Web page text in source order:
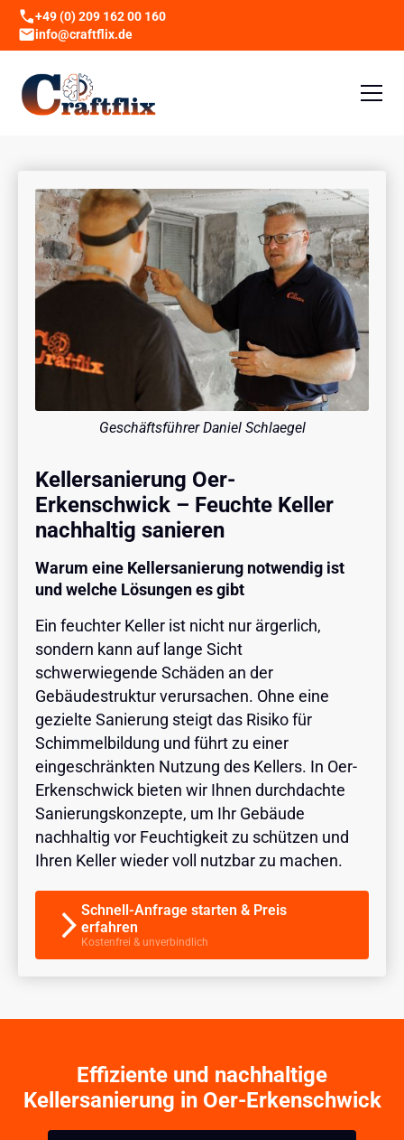
+49 (0) 209 162 00 160
info@craftflix.de
Kellersanierung Oer-
Erkenschwick – Feuchte Keller
nachhaltig sanieren
Warum eine Kellersanierung notwendig ist
und welche Lösungen es gibt
Ein feuchter Keller ist nicht nur ärgerlich,
sondern kann auf lange Sicht
schwerwiegende Schäden an der
Gebäudestruktur verursachen. Ohne eine
gezielte Sanierung steigt das Risiko für
Schimmelbildung und führt zu einer
eingeschränkten Nutzung des Kellers. In Oer-
Erkenschwick bieten wir Ihnen durchdachte
Sanierungskonzepte, um Ihr Gebäude
nachhaltig vor Feuchtigkeit zu schützen und
Ihren Keller wieder voll nutzbar zu machen.
Schnell-Anfrage starten & Preis
erfahren
Kostenfrei & unverbindlich
Geschäftsführer Daniel Schlaegel
Effiziente und nachhaltige
Kellersanierung in Oer-Erkenschwick